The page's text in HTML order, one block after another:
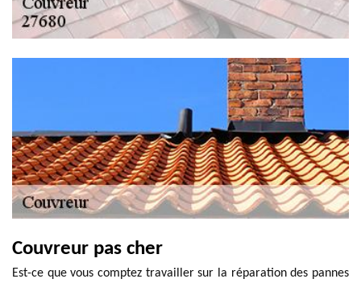
Couvreur pas cher
Est-ce que vous comptez travailler sur la réparation des pannes